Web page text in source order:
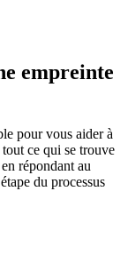
empreinte
pour vous aider à
ce qui se trouve
répondant au
du processus